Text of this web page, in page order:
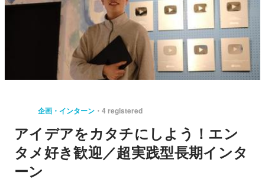
企画・インターン 4 registered
アイデアをカタチにしよう！エン
タメ好き歓迎／超実践型長期インタ
ーン